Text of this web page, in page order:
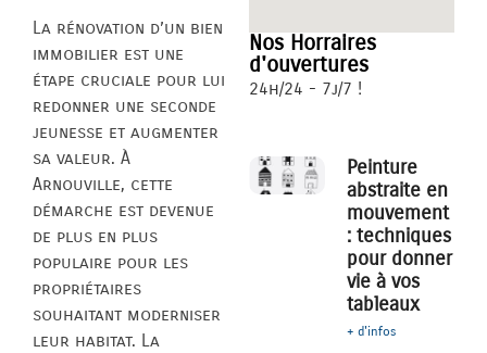
La rénovation d’un bien
immobilier est une
étape cruciale pour lui
redonner une seconde
jeunesse et augmenter
sa valeur. À
Arnouville, cette
démarche est devenue
de plus en plus
populaire pour les
propriétaires
souhaitant moderniser
leur habitat. La
Nos Horraires
d'ouvertures
24h/24 - 7j/7 !
Peinture
abstraite en
mouvement
: techniques
pour donner
vie à vos
tableaux
+ d'infos